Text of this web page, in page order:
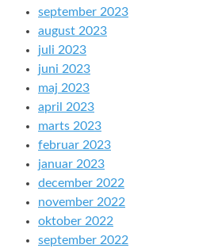
september 2023
august 2023
juli 2023
juni 2023
maj 2023
april 2023
marts 2023
februar 2023
januar 2023
december 2022
november 2022
oktober 2022
september 2022